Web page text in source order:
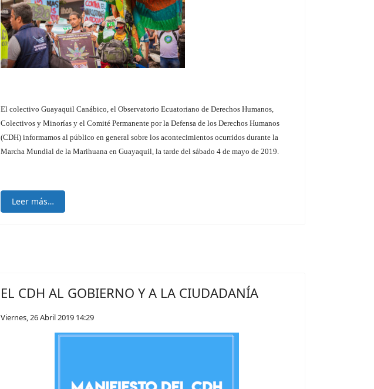
El colectivo Guayaquil Canábico, el Observatorio Ecuatoriano de Derechos Humanos,
Colectivos y Minorías y el Comité Permanente por la Defensa de los Derechos Humanos
(CDH) informamos al público en general sobre los acontecimientos ocurridos durante la
Marcha Mundial de la Marihuana en Guayaquil, la tarde del sábado 4 de mayo de 2019.
Leer más…
EL CDH AL GOBIERNO Y A LA CIUDADANÍA
Viernes, 26 Abril 2019 14:29